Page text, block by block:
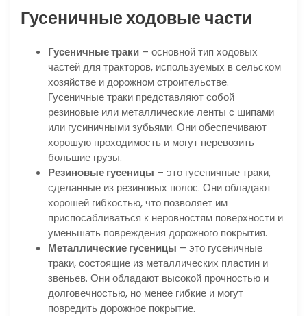
Гусеничные ходовые части
Гусеничные траки – основной тип ходовых
частей для тракторов, используемых в сельском
хозяйстве и дорожном строительстве.
Гусеничные траки представляют собой
резиновые или металлические ленты с шипами
или гусиничными зубьями. Они обеспечивают
хорошую проходимость и могут перевозить
большие грузы.
Резиновые гусеницы – это гусеничные траки,
сделанные из резиновых полос. Они обладают
хорошей гибкостью, что позволяет им
приспосабливаться к неровностям поверхности и
уменьшать повреждения дорожного покрытия.
Металлические гусеницы – это гусеничные
траки, состоящие из металлических пластин и
звеньев. Они обладают высокой прочностью и
долговечностью, но менее гибкие и могут
повредить дорожное покрытие.